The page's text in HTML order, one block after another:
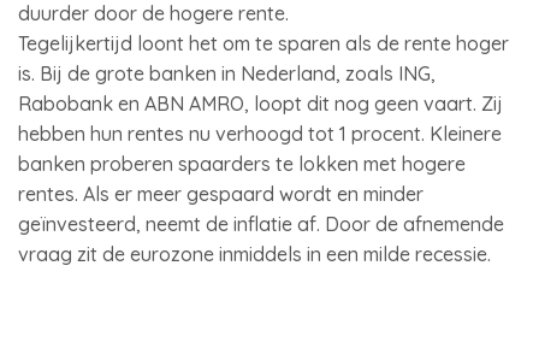
duurder door de hogere rente.
Tegelijkertijd loont het om te sparen als de rente hoger
is. Bij de grote banken in Nederland, zoals ING,
Rabobank en ABN AMRO, loopt dit nog geen vaart. Zij
hebben hun rentes nu verhoogd tot 1 procent. Kleinere
banken proberen spaarders te lokken met hogere
rentes. Als er meer gespaard wordt en minder
geïnvesteerd, neemt de inflatie af. Door de afnemende
vraag zit de eurozone inmiddels in een milde recessie.